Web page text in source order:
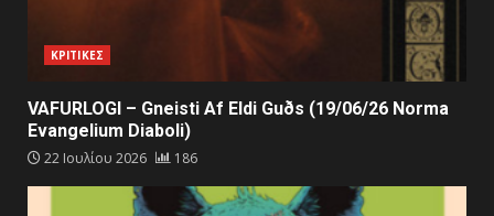
ΚΡΙΤΙΚΕΣ
VAFURLOGI – Gneisti Af Eldi Guðs (19/06/26 Norma
Evangelium Diaboli)
22 Ιουλίου 2026 186